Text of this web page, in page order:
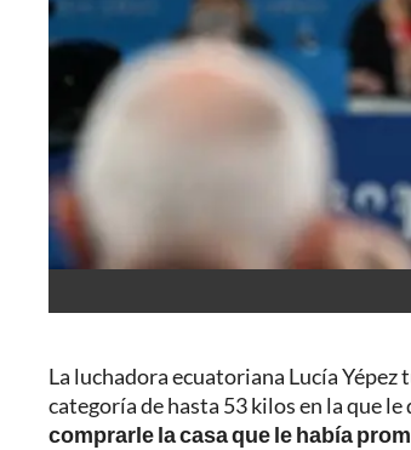
La luchadora ecuatoriana Lucía
categoría de hasta 53 kilos en la que le
comprarle la casa que le había